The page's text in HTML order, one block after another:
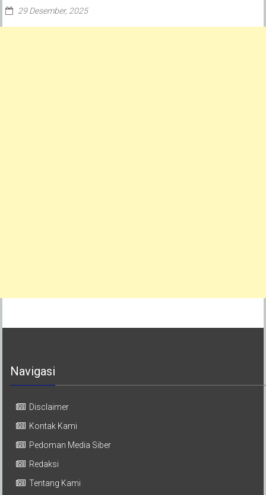
29 Desember, 2025
Navigasi
Disclaimer
Kontak Kami
Pedoman Media Siber
Redaksi
Tentang Kami